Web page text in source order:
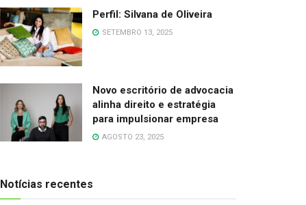
Perfil: Silvana de Oliveira
SETEMBRO 13, 2025
Novo escritório de advocacia
alinha direito e estratégia
para impulsionar empresa
AGOSTO 23, 2025
Notícias recentes